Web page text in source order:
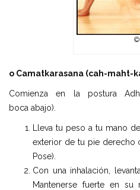
©
o Camatkarasana (cah-maht-
Comienza en la postura
boca abajo).
Lleva tu peso a tu mano
exterior de tu pie derecho
Pose).
Con una inhalación,
Mantenerse fuerte en su